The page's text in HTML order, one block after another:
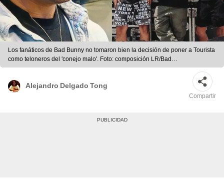
Los fanáticos de Bad Bunny no tomaron bien la decisión de poner a Tourista
como teloneros del 'conejo malo'. Foto: composición LR/Bad
Bunny/Tourista/Instagram
Alejandro Delgado Tong
Compartir